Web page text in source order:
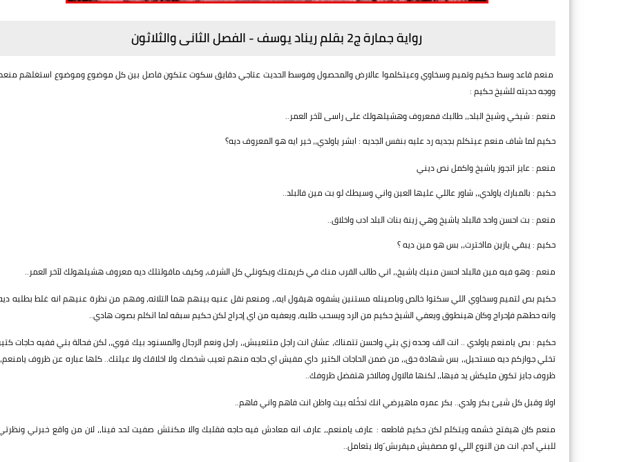
رواية جمارة ج2 بقلم ريناد يوسف - الفصل الثانى والثلاثون
منعم قاعد وسط حكيم وتميم وسخاوي وعيتكلموا عالارض والمحصول وفوسط الحديت عتاجي دقايق سكوت عتكون فاصل بين كل موضوع وموضوع استغلهم
ووجه حديته للشيخ حكيم :
منعم : شيخي وشيخ البلد،، طالبك فمعروف وهشيلهولك على راسى لآخر العمر..
حكيم لما شاف منعم عيتكلم بجديه رد عليه بنفس الجديه : ابشر ياولدي،، خير ايه هو المعروف ديه؟
منعم : عايز اتجوز ياشيخ واكمل نص ديني
حكيم : بالمبارك ياولدي،، شاور عاللي عليها العين واني وسيطك لو بت مين فالبلد..
منعم : بت احسن واحد فالبلد ياشيخ وهي زينة بنات البلد ادب واخلاق..
حكيم : يبقي يازين مااخترت،، بس هو مين ديه ؟
منعم : وهو فيه مين فالبلد احسن منيك ياشيخ،، اني طالب القرب منك في كريمتك ويكونلي كل الشرف، وكيف ماقولتلك ديه معروف هشيلهولك لآخر العمر..
حكيم بص لتميم وسخاوي اللي سكتوا خالص وباصينله مستنين يشفوه هيقول ايه،، ومنعم نقل عنيه بينهم هما التلاته، وفهم من نظرة عنيهم انه غلط بطلبه
وانه حطهم فإحراج وكان هينطوق ويعفي الشيخ حكيم من الرد ويسحب طلبه، ويعفيه من اي إحراج لكن حكيم سبقه لما اتكلم بصوت هادي..
حكيم : بص يامنعم ياولدي .. انت الف وحده زي بتي واحسن تتمناك، عشان انت راجل متتعيبش،، راجل ونعم الرجال والمسنود بيك قوي،، لكن فحالة بتي ففيه حاجات
تخلي جوازكم ديه مستحيل،، بس شهادة حق،، من ضمن الحاجات الكتير داي مفيش اي حاجه منهم تعيب شخصك ولا اخلاقك ولا عيلتك.. كلها عباره عن ظروف
ظروف جايز تكون مليكش يد فيها،، لكنها فالاول وفالاخر هتفضل ظروفك..
اولا وقبل كل شيئ بكر ولدي.. بكر عمره ماهيرضي انك تدخُله بيت واظن انت فاهم واني فاهم..
منعم كان هيفتح خشمه ويتكلم لكن حكيم قاطعه : عارف يامنعم،، عارف انه معادش فيه حاجه فقلبك والا مكنتش صفيت لحد فينا،، لان من واقع خبرتي
للبني آدم، انت من النوع اللي لو مصفيش ميقربش َولا يتعامل..